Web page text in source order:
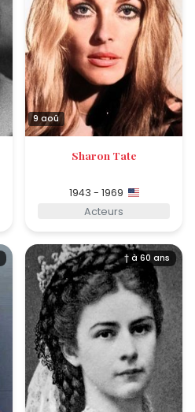
9 aoû
Sharon Tate
1943 - 1969
Acteurs
† à 60 ans